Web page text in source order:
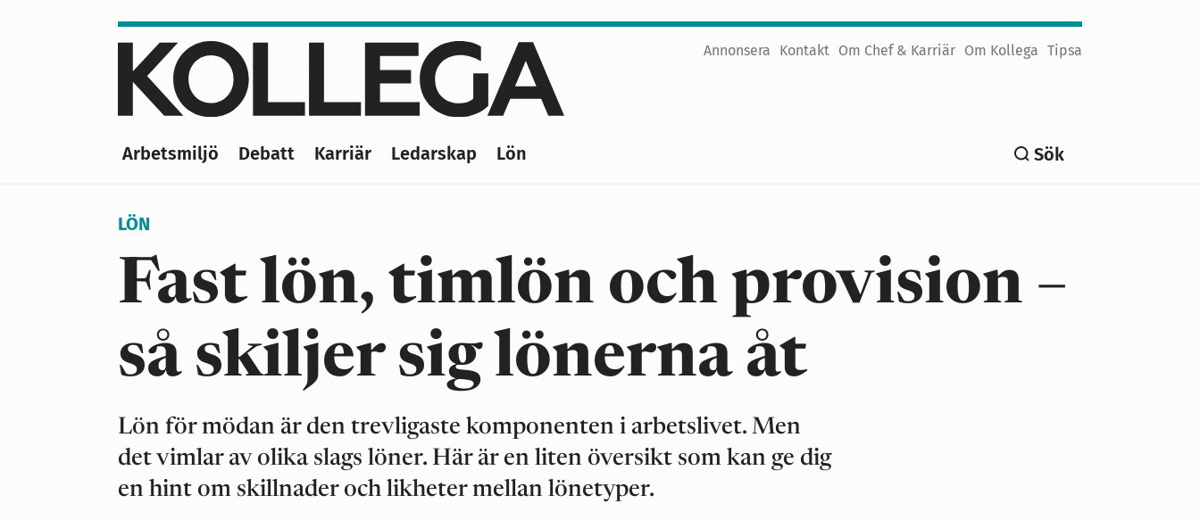
Annonsera Kontakt Om Chef & Karriär Om Kollega Tipsa
Arbetsmiljö Debatt Karriär Ledarskap Lön Sök
LÖN
Fast lön, timlön och provision –
så skiljer sig lönerna åt
Lön för mödan är den trevligaste komponenten i arbetslivet. Men
det vimlar av olika slags löner. Här är en liten översikt som kan ge dig
en hint om skillnader och likheter mellan lönetyper.